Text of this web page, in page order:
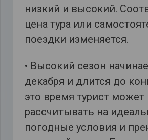
низкий и высокий.
цена тура или
поездки изменяется.
• Высокий сезон
декабря и длится до
это время турист может
рассчитывать на
погодные условия и